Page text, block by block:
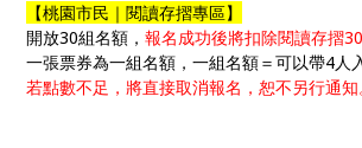
【桃園市民｜閱讀存摺專區】
開放30組名額，報名成功後將扣除閱讀存摺30
一張票券為一組名額，一組名額＝可以帶4人
若點數不足，將直接取消報名，恕不另行通知